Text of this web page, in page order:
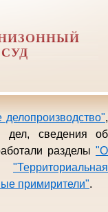
делопроизводство",
дел, сведения об
разделы "О
"Территориальная
примирители".